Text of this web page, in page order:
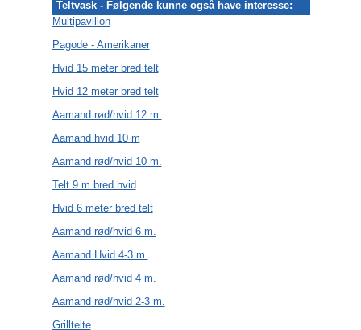
Teltvask - Følgende kunne også have interesse:
Multipavillon
Pagode - Amerikaner
Hvid 15 meter bred telt
Hvid 12 meter bred telt
Aamand rød/hvid 12 m.
Aamand hvid 10 m
Aamand rød/hvid 10 m.
Telt 9 m bred hvid
Hvid 6 meter bred telt
Aamand rød/hvid 6 m.
Aamand Hvid 4-3 m.
Aamand rød/hvid 4 m.
Aamand rød/hvid 2-3 m.
Grilltelte